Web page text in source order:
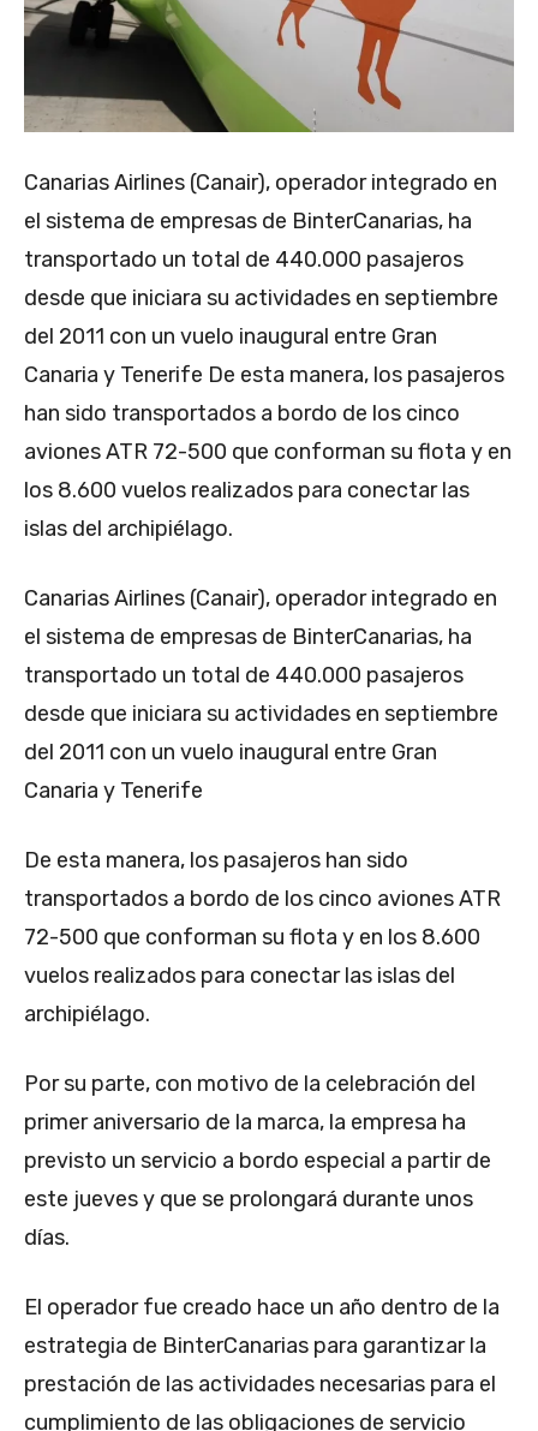
Canarias Airlines (Canair), operador integrado en
el sistema de empresas de BinterCanarias, ha
transportado un total de 440.000 pasajeros
desde que iniciara su actividades en septiembre
del 2011 con un vuelo inaugural entre Gran
Canaria y Tenerife De esta manera, los pasajeros
han sido transportados a bordo de los cinco
aviones ATR 72-500 que conforman su flota y en
los 8.600 vuelos realizados para conectar las
islas del archipiélago.
Canarias Airlines (Canair), operador integrado en
el sistema de empresas de BinterCanarias, ha
transportado un total de 440.000 pasajeros
desde que iniciara su actividades en septiembre
del 2011 con un vuelo inaugural entre Gran
Canaria y Tenerife
De esta manera, los pasajeros han sido
transportados a bordo de los cinco aviones ATR
72-500 que conforman su flota y en los 8.600
vuelos realizados para conectar las islas del
archipiélago.
Por su parte, con motivo de la celebración del
primer aniversario de la marca, la empresa ha
previsto un servicio a bordo especial a partir de
este jueves y que se prolongará durante unos
días.
El operador fue creado hace un año dentro de la
estrategia de BinterCanarias para garantizar la
prestación de las actividades necesarias para el
cumplimiento de las obligaciones de servicio